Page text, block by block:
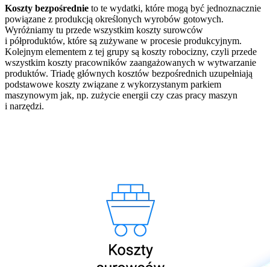
Koszty bezpośrednie to te wydatki, które mogą być jednoznacznie
powiązane z produkcją określonych wyrobów gotowych.
Wyróżniamy tu przede wszystkim koszty surowców
i półproduktów, które są zużywane w procesie produkcyjnym.
Kolejnym elementem z tej grupy są koszty robocizny, czyli przede
wszystkim koszty pracowników zaangażowanych w wytwarzanie
produktów. Triadę głównych kosztów bezpośrednich uzupełniają
podstawowe koszty związane z wykorzystanym parkiem
maszynowym jak, np. zużycie energii czy czas pracy maszyn
i narzędzi.